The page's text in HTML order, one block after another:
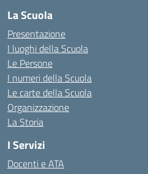
La Scuola
Presentazione
I luoghi della Scuola
Le Persone
I numeri della Scuola
Le carte della Scuola
Organizzazione
La Storia
I Servizi
Docenti e ATA